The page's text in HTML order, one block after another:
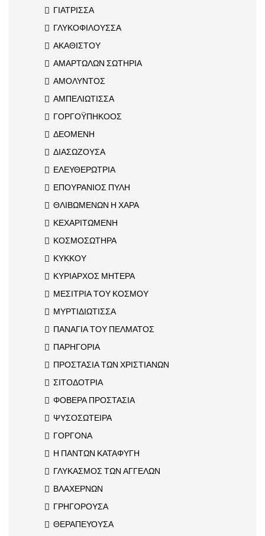
ΓΙΑΤΡΙΣΣΑ
ΓΛΥΚΟΦΙΛΟΥΣΣΑ
ΑΚΑΘΙΣΤΟΥ
ΑΜΑΡΤΩΛΩΝ ΣΩΤΗΡΙΑ
ΑΜΟΛΥΝΤΟΣ
ΑΜΠΕΛΙΩΤΙΣΣΑ
ΓΟΡΓΟΫΠΗΚΟΟΣ
ΔΕΟΜΕΝΗ
ΔΙΑΣΩΖΟΥΣΑ
ΕΛΕΥΘΕΡΩΤΡΙΑ
ΕΠΟΥΡΑΝΙΟΣ ΠΥΛΗ
ΘΛΙΒΩΜΕΝΩΝ Η ΧΑΡΑ
ΚΕΧΑΡΙΤΩΜΕΝΗ
ΚΟΣΜΟΣΩΤΗΡΑ
ΚΥΚΚΟΥ
ΚΥΡΙΑΡΧΟΣ ΜΗΤΕΡΑ
ΜΕΣΙΤΡΙΑ ΤΟΥ ΚΟΣΜΟΥ
ΜΥΡΤΙΔΙΩΤΙΣΣΑ
ΠΑΝΑΓΙΑ ΤΟΥ ΠΕΛΜΑΤΟΣ
ΠΑΡΗΓΟΡΙΑ
ΠΡΟΣΤΑΣΙΑ ΤΩΝ ΧΡΙΣΤΙΑΝΩΝ
ΣΙΤΟΔΟΤΡΙΑ
ΦΟΒΕΡΑ ΠΡΟΣΤΑΣΙΑ
ΨΥΣΟΣΩΤΕΙΡΑ
ΓΟΡΓΟΝΑ
Η ΠΑΝΤΩΝ ΚΑΤΑΦΥΓΗ
ΓΛΥΚΑΣΜΟΣ ΤΩΝ ΑΓΓΕΛΩΝ
ΒΛΑΧΕΡΝΩΝ
ΓΡΗΓΟΡΟΥΣΑ
ΘΕΡΑΠΕΥΟΥΣΑ